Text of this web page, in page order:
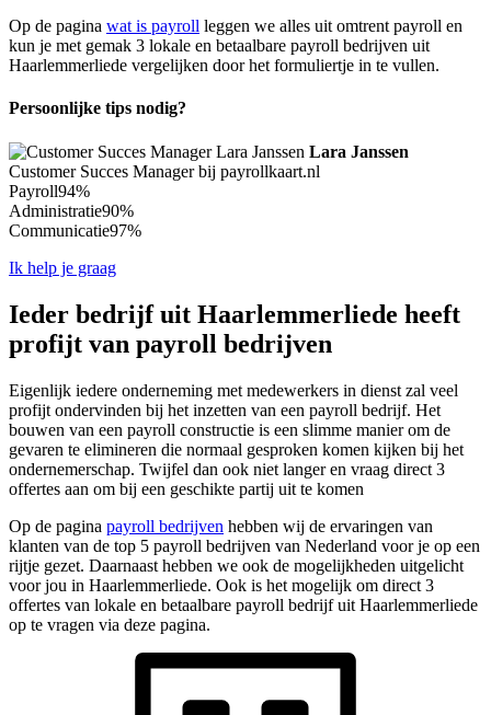
Op de pagina wat is payroll leggen we alles uit omtrent payroll en
kun je met gemak 3 lokale en betaalbare payroll bedrijven uit
Haarlemmerliede vergelijken door het formuliertje in te vullen.
Persoonlijke tips nodig?
Lara Janssen
Customer Succes Manager bij payrollkaart.nl
Payroll94%
Administratie90%
Communicatie97%
Ik help je graag
Ieder bedrijf uit Haarlemmerliede heeft
profijt van payroll bedrijven
Eigenlijk iedere onderneming met medewerkers in dienst zal veel
profijt ondervinden bij het inzetten van een payroll bedrijf. Het
bouwen van een payroll constructie is een slimme manier om de
gevaren te elimineren die normaal gesproken komen kijken bij het
ondernemerschap. Twijfel dan ook niet langer en vraag direct 3
offertes aan om bij een geschikte partij uit te komen
Op de pagina payroll bedrijven hebben wij de ervaringen van
klanten van de top 5 payroll bedrijven van Nederland voor je op een
rijtje gezet. Daarnaast hebben we ook de mogelijkheden uitgelicht
voor jou in Haarlemmerliede. Ook is het mogelijk om direct 3
offertes van lokale en betaalbare payroll bedrijf uit Haarlemmerliede
op te vragen via deze pagina.